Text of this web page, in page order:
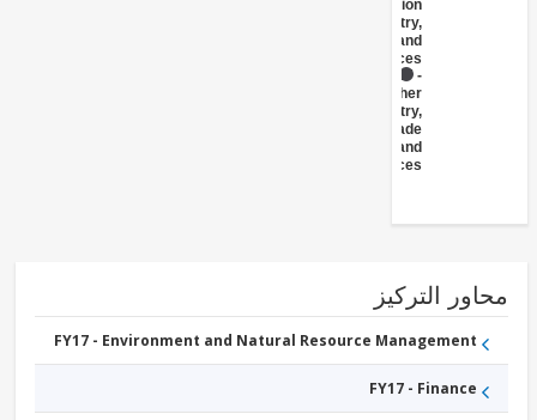
Administration
- Industry,
Trade and
Services
Services
التركيز
FY17 - Environment and Natural Resource Management
FY17 - Finance